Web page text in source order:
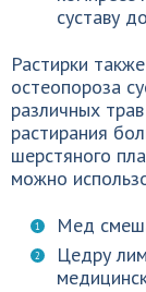
суставу
Растирки
остеопороза
различных
растирания
шерстяного
можно
Мед
Цедру